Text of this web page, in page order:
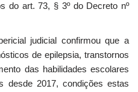
do art. 73, § 3º do Decreto nº
judicial confirmou que a
de epilepsia, transtornos
das habilidades escolares
desde 2017, condições estas